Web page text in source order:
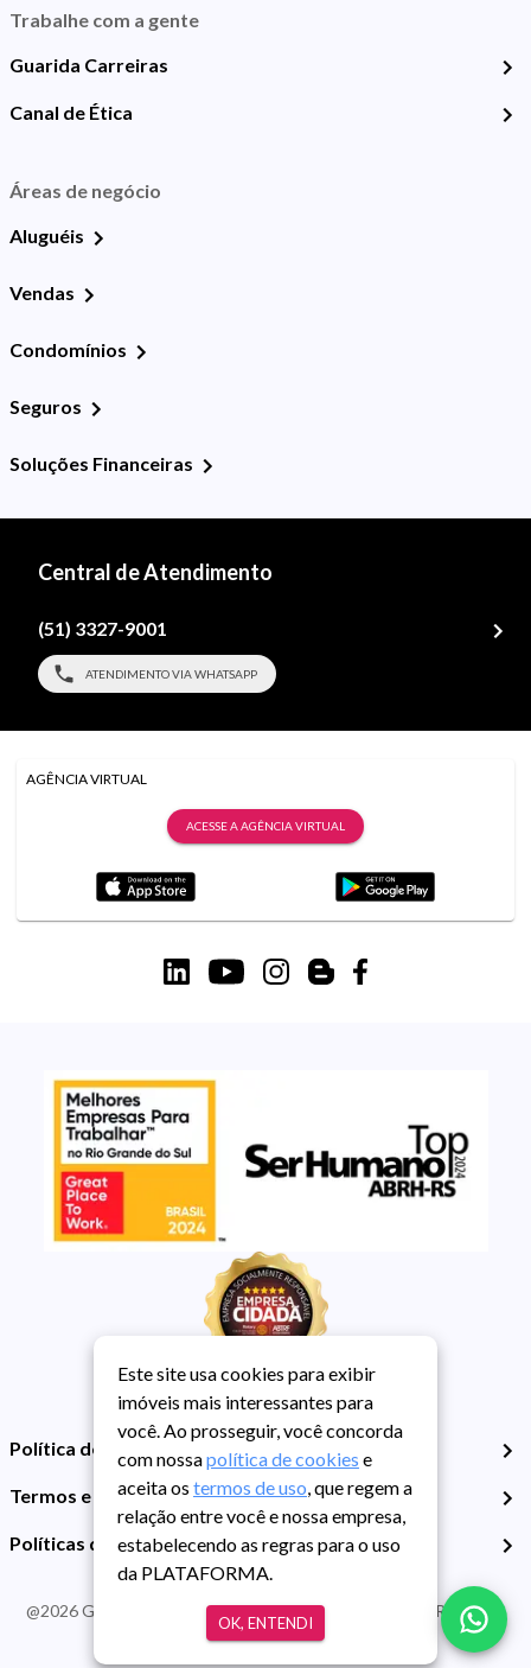
Trabalhe com a gente
Guarida Carreiras
Canal de Ética
Áreas de negócio
Aluguéis
Vendas
Condomínios
Seguros
Soluções Financeiras
Central de Atendimento
(51) 3327-9001
ATENDIMENTO VIA WHATSAPP
AGÊNCIA VIRTUAL
ACESSE A AGÊNCIA VIRTUAL
Política de Privacidade
Termos e Condições de Uso
Políticas de Cookies
@2026Guarida Imóvel. Todos os direitos reservados. CRECI RS -
413J | CNPJ Guarida: 89.398.606/0001-30
Este site usa cookies para exibir
imóveis mais interessantes para
você. Ao prosseguir, você concorda
com nossapolítica de cookies e
aceita os termos de uso, que regem a
relação entre você e nossa empresa,
estabelecendo as regras para o uso
da PLATAFORMA.
OK, ENTENDI